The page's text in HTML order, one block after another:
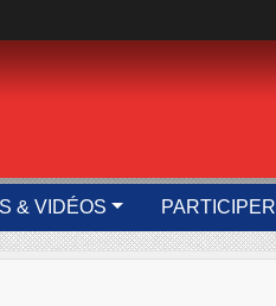
& VIDÉOS PARTICIPER